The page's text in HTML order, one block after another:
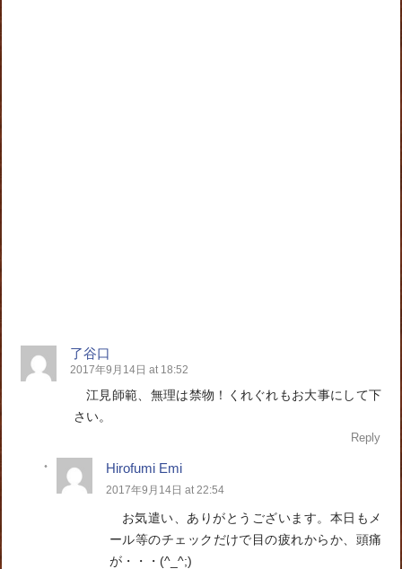
了谷口
2017年9月14日 at 18:52
江見師範、無理は禁物！くれぐれもお大事にして下
さい。
Reply
Hirofumi Emi
2017年9月14日 at 22:54
お気遣い、ありがとうございます。本日もメ
ール等のチェックだけで目の疲れからか、頭痛
が・・・(^_^;)